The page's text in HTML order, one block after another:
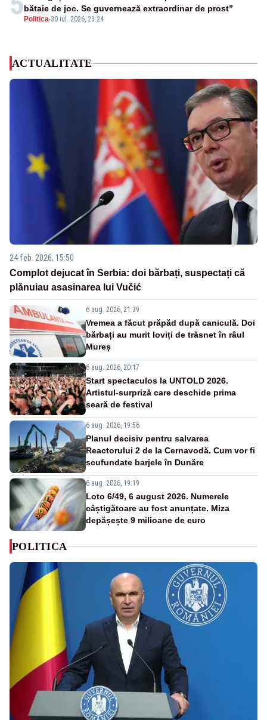
Politica-30 iul. 2026, 23:24
bătaie de joc. Se guvernează extraordinar de prost”
ACTUALITATE
24 feb. 2026, 15:50
Complot dejucat în Serbia: doi bărbați, suspectați că
plănuiau asasinarea lui Vučić
6 aug. 2026, 21:39
Vremea a făcut prăpăd după caniculă. Doi
bărbați au murit loviți de trăsnet în râul
Mureș
6 aug. 2026, 20:17
Start spectaculos la UNTOLD 2026.
Artistul-surpriză care deschide prima
seară de festival
6 aug. 2026, 19:56
Planul decisiv pentru salvarea
Reactorului 2 de la Cernavodă. Cum vor fi
scufundate barjele în Dunăre
6 aug. 2026, 19:19
Loto 6/49, 6 august 2026. Numerele
câștigătoare au fost anunțate. Miza
depășește 9 milioane de euro
POLITICA